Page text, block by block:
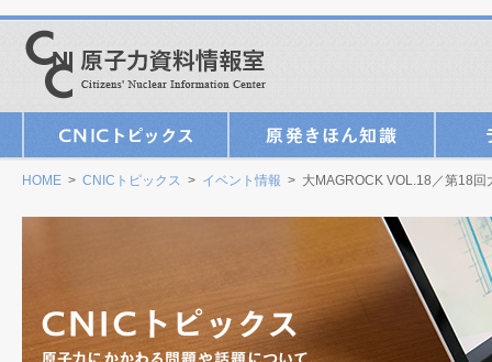
HOME > CNICトピックス > イベント情報 > 大MAGROCK VOL.18／第18回